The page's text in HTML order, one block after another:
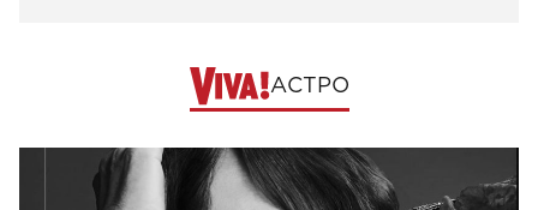
АСТРО